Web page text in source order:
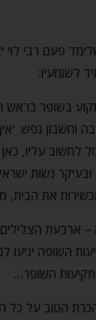
פעם רבי לוי
לשומעיו:
בשופר בראש
וחשבון נפש.
לחשוב עליו,
נשות
את הבית,
ארבעת
השופה
השופר…
הטוב על כל